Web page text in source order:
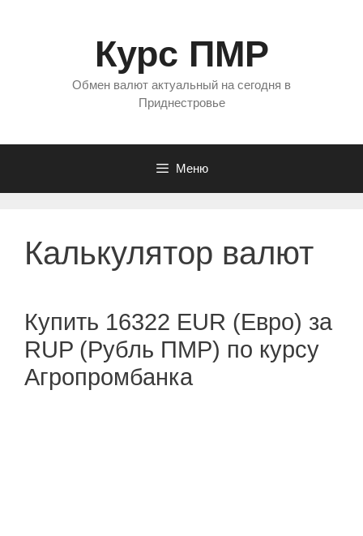
Курс ПМР
Обмен валют актуальный на сегодня в
Приднестровье
Меню
Калькулятор валют
Купить 16322 EUR (Евро) за
RUP (Рубль ПМР) по курсу
Агропромбанка